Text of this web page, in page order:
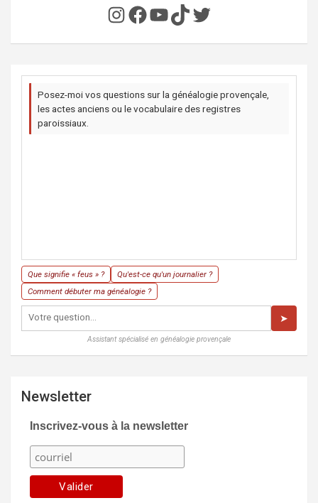
Instagram
Facebook
YouTube
TikTok
Twitter
Posez-moi vos questions sur la généalogie provençale,
les actes anciens ou le vocabulaire des registres
paroissiaux.
Que signifie « feus » ?
Qu'est-ce qu'un journalier ?
Comment débuter ma généalogie ?
➤
Assistant spécialisé en généalogie provençale
Newsletter
Inscrivez-vous à la newsletter